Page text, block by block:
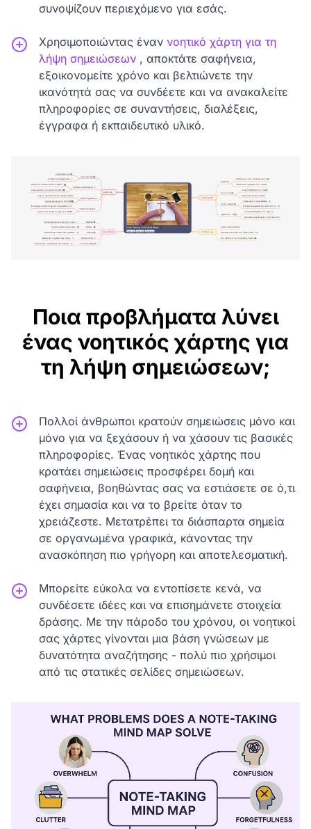
συνοψίζουν περιεχόμενο για εσάς.
Χρησιμοποιώντας έναν νοητικό χάρτη για τη
λήψη σημειώσεων , αποκτάτε σαφήνεια,
εξοικονομείτε χρόνο και βελτιώνετε την
ικανότητά σας να συνδέετε και να ανακαλείτε
πληροφορίες σε συναντήσεις, διαλέξεις,
έγγραφα ή εκπαιδευτικό υλικό.
Ποια προβλήματα λύνει
ένας νοητικός χάρτης για
τη λήψη σημειώσεων;
Πολλοί άνθρωποι κρατούν σημειώσεις μόνο και
μόνο για να ξεχάσουν ή να χάσουν τις βασικές
πληροφορίες. Ένας νοητικός χάρτης που
κρατάει σημειώσεις προσφέρει δομή και
σαφήνεια, βοηθώντας σας να εστιάσετε σε ό,τι
έχει σημασία και να το βρείτε όταν το
χρειάζεστε. Μετατρέπει τα διάσπαρτα σημεία
σε οργανωμένα γραφικά, κάνοντας την
ανασκόπηση πιο γρήγορη και αποτελεσματική.
Μπορείτε εύκολα να εντοπίσετε κενά, να
συνδέσετε ιδέες και να επισημάνετε στοιχεία
δράσης. Με την πάροδο του χρόνου, οι νοητικοί
σας χάρτες γίνονται μια βάση γνώσεων με
δυνατότητα αναζήτησης - πολύ πιο χρήσιμοι
από τις στατικές σελίδες σημειώσεων.